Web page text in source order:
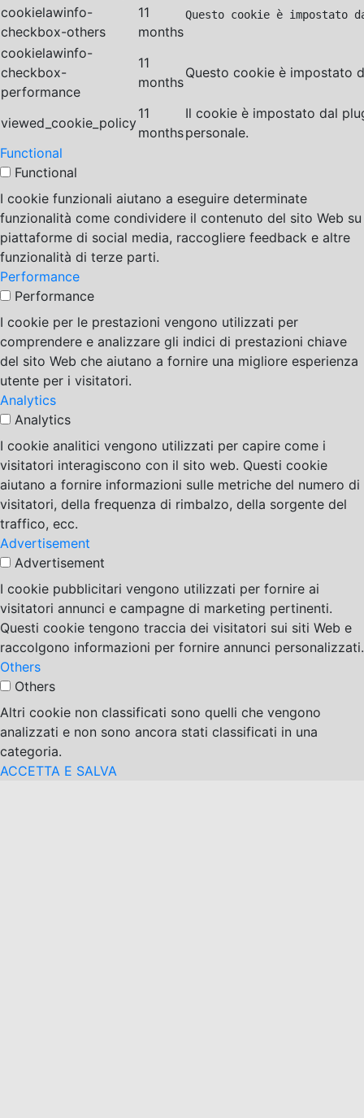
cookielawinfo-
checkbox-others
11
months
Questo cookie è
cookielawinfo-
checkbox-
performance
11
months
Questo cookie è impostato
viewed_cookie_policy
11
months
Il cookie è impostato dal
personale.
Functional
Functional
I cookie funzionali aiutano a eseguire determinate
funzionalità come condividere il contenuto del sito Web su
piattaforme di social media, raccogliere feedback e altre
funzionalità di terze parti.
Performance
Performance
I cookie per le prestazioni vengono utilizzati per
comprendere e analizzare gli indici di prestazioni chiave
del sito Web che aiutano a fornire una migliore esperienza
utente per i visitatori.
Analytics
Analytics
I cookie analitici vengono utilizzati per capire come i
visitatori interagiscono con il sito web. Questi cookie
aiutano a fornire informazioni sulle metriche del numero di
visitatori, della frequenza di rimbalzo, della sorgente del
traffico, ecc.
Advertisement
Advertisement
I cookie pubblicitari vengono utilizzati per fornire ai
visitatori annunci e campagne di marketing pertinenti.
Questi cookie tengono traccia dei visitatori sui siti Web e
raccolgono informazioni per fornire annunci personalizzati.
Others
Others
Altri cookie non classificati sono quelli che vengono
analizzati e non sono ancora stati classificati in una
categoria.
ACCETTA E SALVA